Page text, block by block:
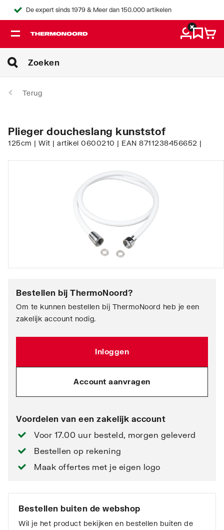
De expert sinds 1979 & Meer dan 150.000 artikelen
Terug
Plieger doucheslang kunststof
125cm | Wit | artikel 0600210 | EAN 8711238456652 |
Bestellen bij ThermoNoord?
Om te kunnen bestellen bij ThermoNoord heb je een
zakelijk account nodig.
Inloggen
Account aanvragen
Voordelen van een zakelijk account
Voor 17.00 uur besteld, morgen geleverd
Bestellen op rekening
Maak offertes met je eigen logo
Bestellen buiten de webshop
Wil je het product bekijken en bestellen buiten de